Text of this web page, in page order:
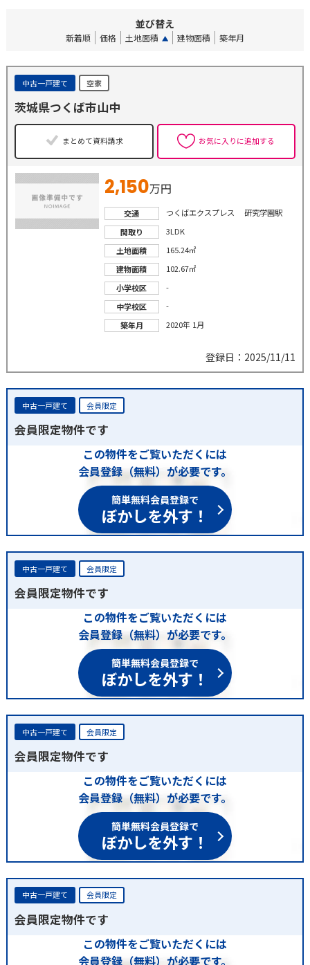
並び替え
新着順 価格 土地面積 建物面積 築年月
中古一戸建て 空家
茨城県つくば市山中
まとめて資料請求 お気に入りに追加する
2,150万円
交通
つくばエクスプレス 研究学園駅
間取り
3LDK
土地面積
165.24㎡
建物面積
102.67㎡
小学校区
-
中学校区
-
築年月
2020年 1月
登録日：2025/11/11
中古一戸建て 会員限定
会員限定物件です
この物件をご覧いただくには
会員登録（無料）が必要です。
簡単無料会員登録で
ぼかしを外す！
中古一戸建て 会員限定
会員限定物件です
この物件をご覧いただくには
会員登録（無料）が必要です。
簡単無料会員登録で
ぼかしを外す！
中古一戸建て 会員限定
会員限定物件です
この物件をご覧いただくには
会員登録（無料）が必要です。
簡単無料会員登録で
ぼかしを外す！
中古一戸建て 会員限定
会員限定物件です
この物件をご覧いただくには
会員登録（無料）が必要です。